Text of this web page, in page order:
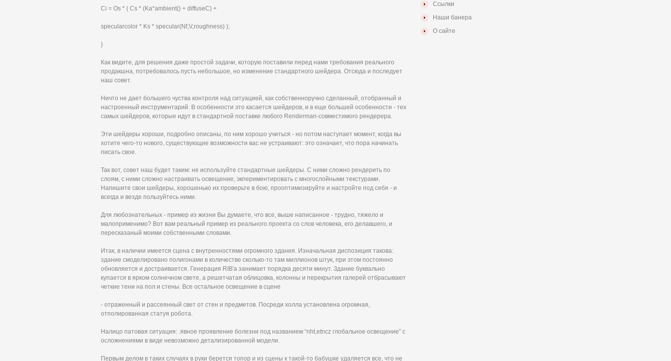
Ci = Os * ( Cs * (Ka*ambient() + diffuseC) +
specularcolor * Ks * specular(Nf,V,roughness) );
}
Как видите, для решения даже простой задачи, которую поставили перед нами требования реального
продакшна, потребовалось пусть небольшое, но изменение стандартного шейдера. Отсюда и последует
наш совет.
Ничто не дает большего чуства контроля над ситуацией, как собственноручно сделанный, отобранный и
настроенный инструментарий. В особенности это касается шейдеров, и в еще большей особенности - тех
самых шейдеров, которые идут в стандартной поставке любого Renderman-совместимого рендерера.
Эти шейдеры хороши, подробно описаны, по ним хорошо учиться - но потом наступает момент, когда вы
хотите чего-то нового, существующие возможности вас не устраивают: это означает, что пора начинать
писать свое.
Так вот, совет наш будет таким: не используйте стандартные шейдеры. С ними сложно рендерить по
слоям, с ними сложно настраивать освещение, экпериментировать с многослойными текстурами.
Напишите свои шейдеры, хорошенько их проверьте в бою, прооптимизируйте и настройте под себя - и
всегда и везде пользуйтесь ними.
Для любознательных - пример из жизни Вы думаете, что все, выше написанное - трудно, тяжело и
малоприменимо? Вот вам реальный пример из реального проекта со слов человека, его делавшего, и
пересказаный моими собственными словами.
Итак, в наличии имеется сцена с внутренностями огромного здания. Изначальная диспозиция такова:
здание смоделировано полигонами в количестве сколько-то там миллионов штук, при этом постоянно
обновляется и достраивается. Генерация RIB'a занимает порядка десяти минут. Здание буквально
купается в ярком солнечном свете, а решетчатая облицовка, колонны и перекрытия галерей отбрасывают
четкие тени на пол и стены. Все остальное освещение в сцене
- отраженный и рассеянный свет от стен и предметов. Посреди холла установлена огромная,
отполированная статуя робота.
Налицо патовая ситуация: .явное проявление болезни под названием “nht,etncz глобальное освещение” с
осложнениями в виде невозможно детализированной модели.
Первым делом в таких случаях в руки берется топор и из сцены к такой-то бабушке удаляется все, что не
Ссылки
Наши банера
О сайте